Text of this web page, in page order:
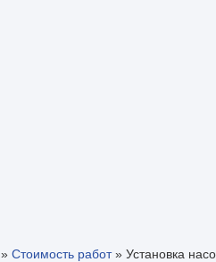
» Стоимость работ» Установка